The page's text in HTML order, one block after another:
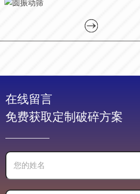
在线留言
免费获取定制破碎方案